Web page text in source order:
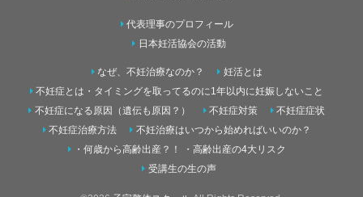
代表理事のプロフィール
日本妊活協会の活動
なぜ、不妊治療なのか？
妊活とは
不妊症とは・タイミングを取ってるのに1年以内に妊娠しないこと
不妊症になる原因（遺伝も原因？）
不妊症対策
不妊症症状
不妊症治療方法
不妊治療はいつから始めればいいのか？
・何歳から高齢出産？！ ・高齢出産の4大リスク
受講生の生の声